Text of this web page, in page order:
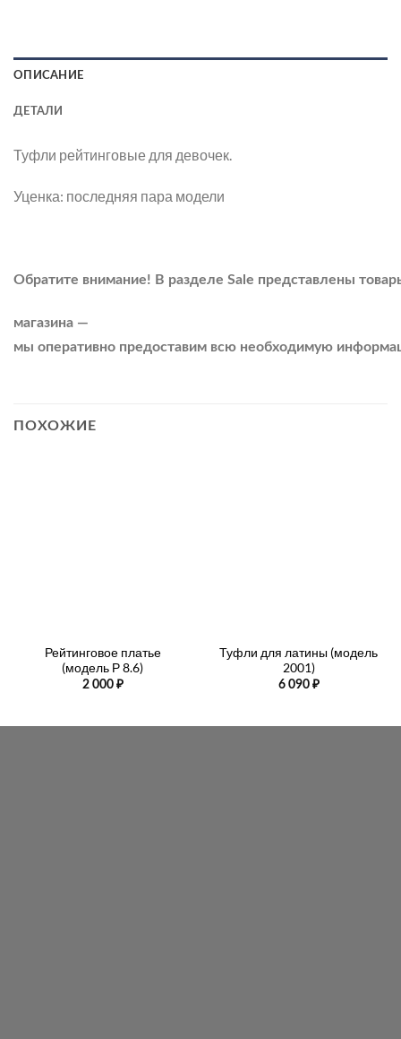
ОПИСАНИЕ
ДЕТАЛИ
Туфли рейтинговые для девочек.
Уценка: последняя пара модели
Обратите внимание! В разделе Sale представлены
магазина —
мы оперативно предоставим всю необходимую
ПОХОЖИЕ
Рейтинговое платье
(модель Р 8.6)
2 000 ₽
Туфли для латины (модель
2001)
6 090 ₽